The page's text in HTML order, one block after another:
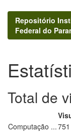
Repositório
Federal do
Total de
Computação ...751